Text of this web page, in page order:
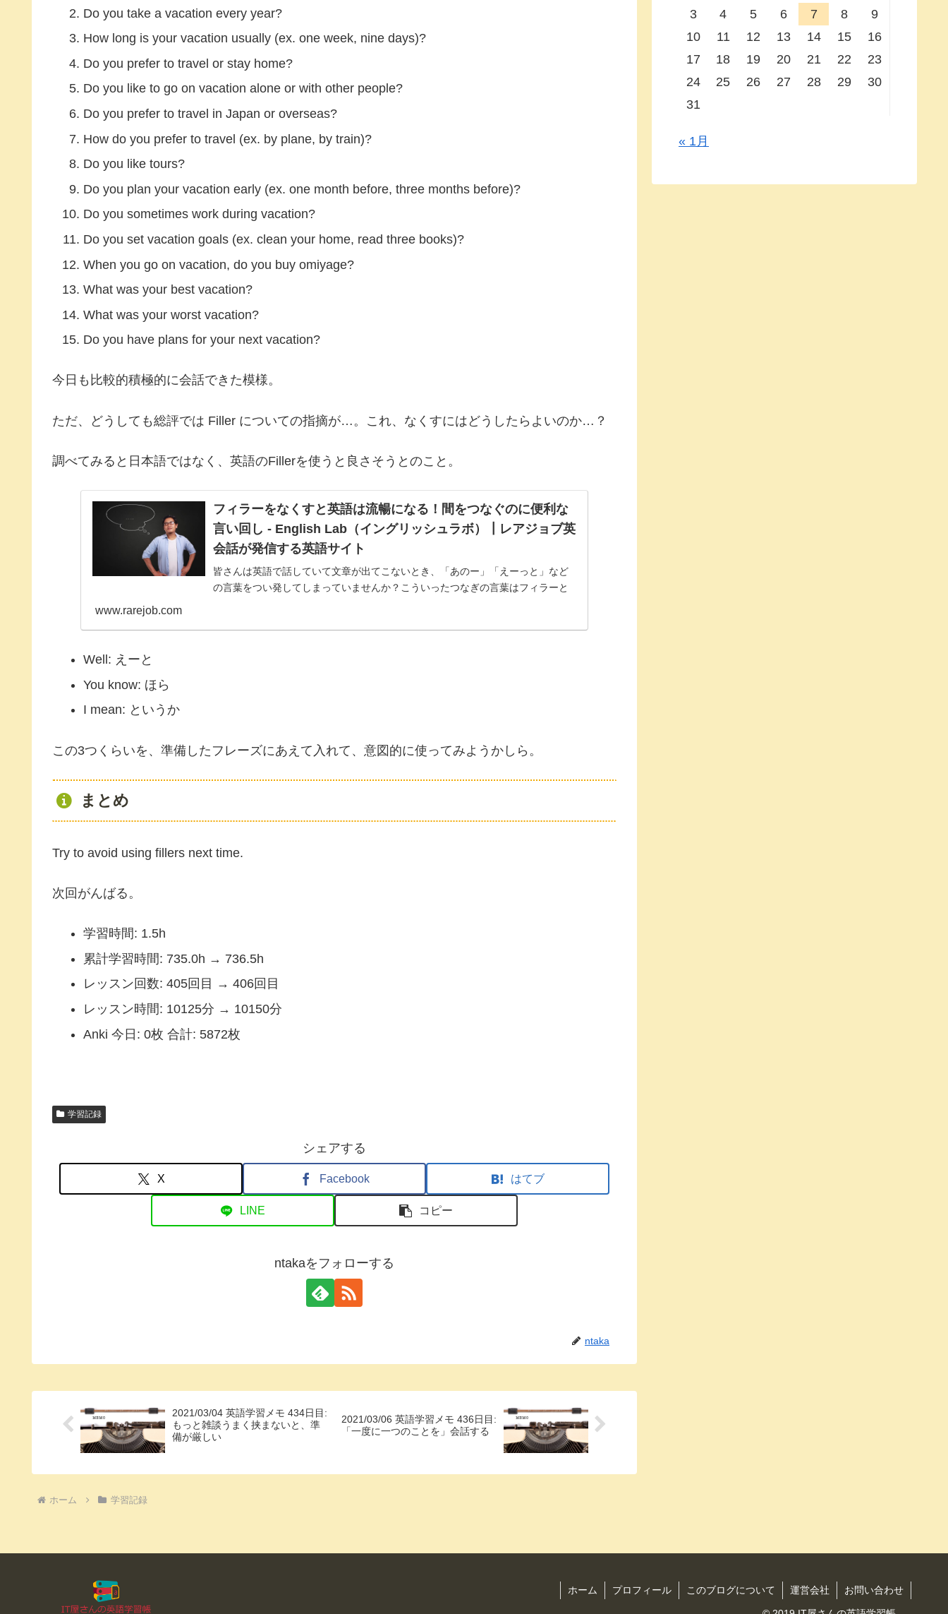
Do you take a vacation every year?
How long is your vacation usually (ex. one week, nine days)?
Do you prefer to travel or stay home?
Do you like to go on vacation alone or with other people?
Do you prefer to travel in Japan or overseas?
How do you prefer to travel (ex. by plane, by train)?
Do you like tours?
Do you plan your vacation early (ex. one month before, three months before)?
Do you sometimes work during vacation?
Do you set vacation goals (ex. clean your home, read three books)?
When you go on vacation, do you buy omiyage?
What was your best vacation?
What was your worst vacation?
Do you have plans for your next vacation?
今日も比較的積極的に会話できた模様。
ただ、どうしても総評では Filler についての指摘が…。これ、なくすにはどうしたらよいのか…？
調べてみると日本語ではなく、英語のFillerを使うと良さそうとのこと。
フィラーをなくすと英語は流暢になる！間をつなぐのに便利な
言い回し - English Lab（イングリッシュラボ）┃レアジョブ英
会話が発信する英語サイト
皆さんは英語で話していて文章が出てこないとき、「あのー」「えーっと」など
の言葉をつい発してしまっていませんか？こういったつなぎの言葉はフィラーと
www.rarejob.com
Well: えーと
You know: ほら
I mean: というか
この3つくらいを、準備したフレーズにあえて入れて、意図的に使ってみようかしら。
まとめ
Try to avoid using fillers next time.
次回がんばる。
学習時間: 1.5h
累計学習時間: 735.0h → 736.5h
レッスン回数: 405回目 → 406回目
レッスン時間: 10125分 → 10150分
Anki 今日: 0枚 合計: 5872枚
学習記録
シェアする
X Facebook はてブ
LINE コピー
ntakaをフォローする
ntaka
2021/03/04 英語学習メモ 434日目:
もっと雑談うまく挟まないと、準
備が厳しい
2021/03/06 英語学習メモ 436日目:
「一度に一つのことを」会話する
ホーム 学習記録
3
4 5 6 7 8
9
10
11 12 13 14 15
16
17
18 19 20 21 22
23
24
25 26 27 28 29
30
31
« 1月
ホーム プロフィール このブログについて 運営会社 お問い合わせ